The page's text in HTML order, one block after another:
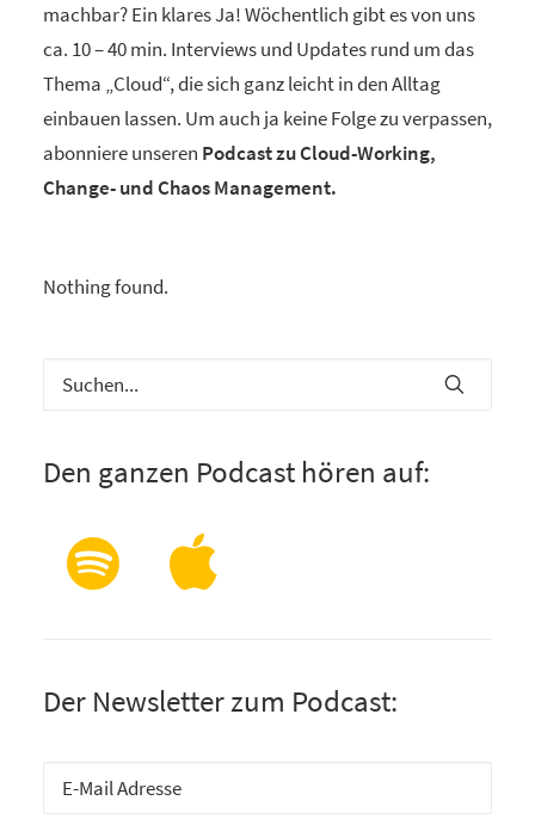
machbar? Ein klares Ja! Wöchentlich gibt es von uns
ca. 10 – 40 min. Interviews und Updates rund um das
Thema „Cloud“, die sich ganz leicht in den Alltag
einbauen lassen. Um auch ja keine Folge zu verpassen,
abonniere unseren Podcast zu Cloud-Working,
Change- und Chaos Management.
Nothing found.
Den ganzen Podcast hören auf:
Der Newsletter zum Podcast: